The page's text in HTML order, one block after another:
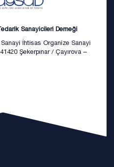
Sanayicileri Derneği
İhtisas Organize Sanayi
Şekerpınar / Çayırova –